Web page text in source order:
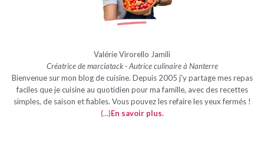
Valérie Virorello Jamili
Créatrice de marciatack - Autrice culinaire à Nanterre
Bienvenue sur mon blog de cuisine. Depuis 2005 j'y partage mes repas
faciles que je cuisine au quotidien pour ma famille, avec des recettes
simples, de saison et fiables. Vous pouvez les refaire les yeux fermés !
(...)En savoir plus.